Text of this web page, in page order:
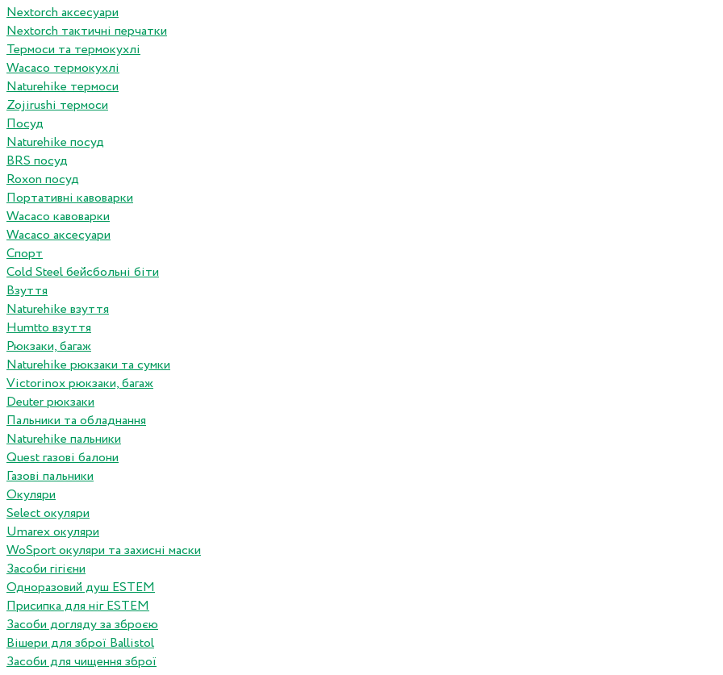
Nextorch аксесуари
Nextorch тактичні перчатки
Термоси та термокухлі
Wacaco термокухлі
Naturehike термоси
Zojirushi термоси
Посуд
Naturehike посуд
BRS посуд
Roxon посуд
Портативні кавоварки
Wacaco кавоварки
Wacaco аксесуари
Спорт
Cold Steel бейсбольні біти
Взуття
Naturehike взуття
Humtto взуття
Рюкзаки, багаж
Naturehike рюкзаки та сумки
Victorinox рюкзаки, багаж
Deuter рюкзаки
Пальники та обладнання
Naturehike пальники
Quest газові балони
Газові пальники
Окуляри
Select окуляри
Umarex окуляри
WoSport окуляри та захисні маски
Засоби гігієни
Одноразовий душ ESTEM
Присипка для ніг ESTEM
Засоби догляду за зброєю
Вішери для зброї Ballistol
Засоби для чищення зброї